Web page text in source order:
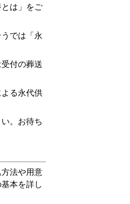
は」をご
では「永
付の葬送
る永代供
。お待ち
法や用意
本を詳し